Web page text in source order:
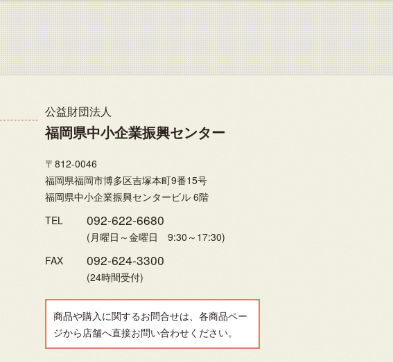
公益財団法人
福岡県中小企業振興センター
〒812-0046
福岡県福岡市博多区吉塚本町9番15号
福岡県中小企業振興センタービル 6階
TEL
092-622-6680
(月曜日～金曜日 9:30～17:30)
FAX
092-624-3300
(24時間受付)
商品や購入に関するお問合せは、各商品ペー
ジから店舗へ直接お問い合わせください。